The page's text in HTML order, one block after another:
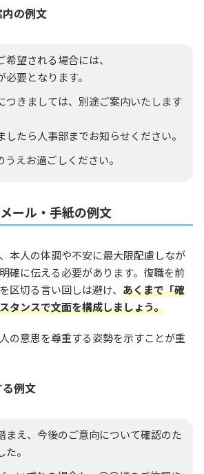
の例文
望される場合には、
要となります。
つきましては、別途ご案内いたします
したら人事部までお知らせください。
えお過ごしください。
ール・手紙の例文
本人の体調や不安に最大限配慮しなが
確に伝える必要があります。復職を前
区切る言い回しは避け、 あくまで「確
タンスで文面を構成しましょう。
の意思を尊重する姿勢を示すことが重
例文
まえ、今後のご意向について確認のた
。